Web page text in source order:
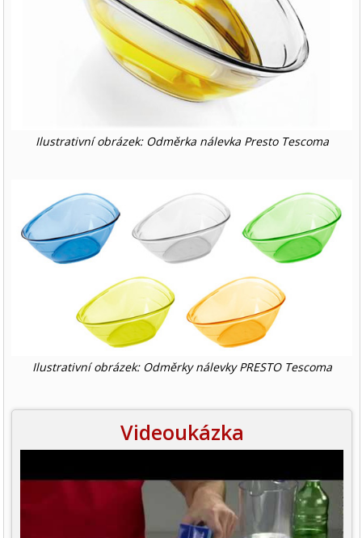
Ilustrativní obrázek: Odměrka nálevka Presto Tescoma
Ilustrativní obrázek: Odměrky nálevky PRESTO Tescoma
Videoukázka